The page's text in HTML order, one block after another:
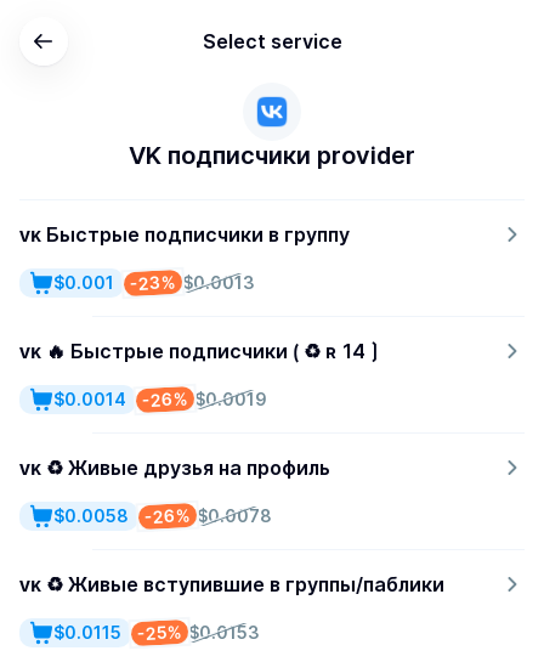
Select service
VK подписчики provider
ᴠᴋ Быстрые подписчики в группу
$0.0013
-23%
$0.001
ᴠᴋ 🔥 Быстрые подписчики ⟮ ♻ ʀ 14 ⟯
$0.0019
-26%
$0.0014
ᴠᴋ ♻ Живые друзья на профиль
$0.0078
-26%
$0.0058
ᴠᴋ ♻ Живые вступившие в группы/паблики
$0.0153
-25%
$0.0115